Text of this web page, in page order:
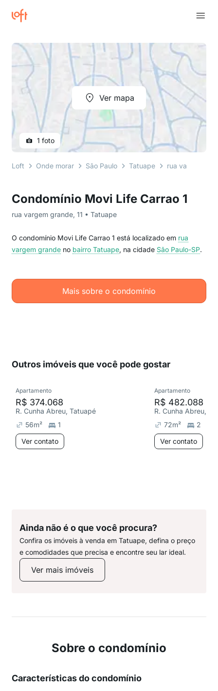
Condomínio Movi Life Carrao 1
rua vargem grande, 11 • Tatuape
O condomínio Movi Life Carrao 1 está localizado em rua
vargem grande no bairro Tatuape, na cidade São Paulo-SP.
Mais sobre o condomínio
Ver mapa
1 foto
Loft Onde morar São Paulo Tatuape rua vargem
Outros imóveis que você pode gostar
Apartamento
R$ 374.068
R. Cunha Abreu, Tatuapé
56m²
1
Ver contato
Apartamento
R$ 482.088
R. Cunha Abreu,
72m²
2
Ver contato
Ainda não é o que você procura?
Confira os imóveis à venda em Tatuape, defina o preço
e comodidades que precisa e encontre seu lar ideal.
Ver mais imóveis
Sobre o condomínio
Características do condomínio